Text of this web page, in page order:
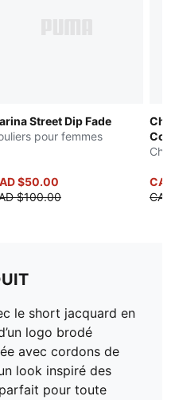
Street Dip Fade
pour femmes
$50.00
$100.00
le short jacquard en
logo brodé
avec cordons de
look inspiré des
pour toute